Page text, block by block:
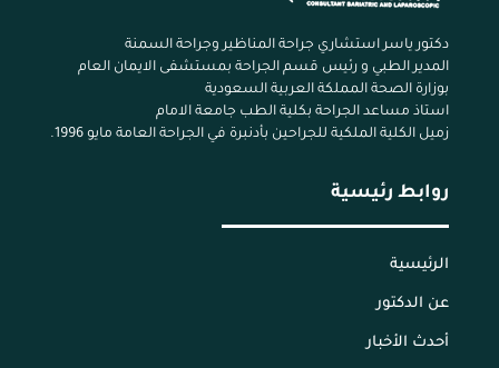
دكتور ياسر استشاري جراحة المناظير وجراحة السمنة
المدير الطبي و رئيس قسم الجراحة بمستشفى الايمان العام
بوزارة الصحة المملكة العربية السعودية
استاذ مساعد الجراحة بكلية الطب جامعة الامام
زميل الكلية الملكية للجراحين بأدنبرة في الجراحة العامة مايو 1996.
روابط رئيسية
الرئيسية
عن الدكتور
أحدث الأخبار